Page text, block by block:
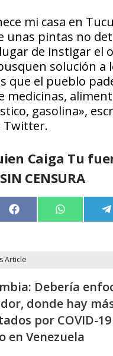
mi casa en
unas pintas no
de instigar el
solución a
que el pueblo
medicinas,
gasolina»,
Twitter.
Caiga Tu
CENSURA
Compartir
en
Facebook Compartir
en
WhatsApp
Article
Debería
donde hay
por COVID-
en Venezuela